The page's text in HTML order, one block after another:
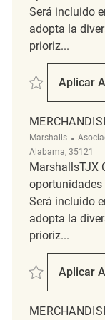
Será incluido
adopta la
prioriz...
SalvarAplicar
Marshalls
Alabama, 35121
MarshallsTJX
oportunidades
Será incluido
adopta la
prioriz...
SalvarAplicar